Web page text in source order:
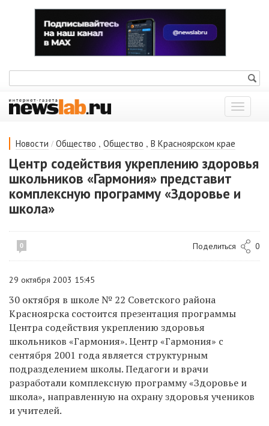
Показать
меню
Новости / Общество , Общество , В Красноярском крае
Центр содействия укреплению здоровья
школьников «Гармония» представит
комплексную программу «Здоровье и
школа»
0 Поделиться 0
29 октября 2003 15:45
30 октября в школе № 22 Советского района
Красноярска состоится презентация программы
Центра содействия укреплению здоровья
школьников «Гармония». Центр «Гармония» с
сентября 2001 года является структурным
подразделением школы. Педагоги и врачи
разработали комплексную программу «Здоровье и
школа», направленную на охрану здоровья учеников
и учителей.